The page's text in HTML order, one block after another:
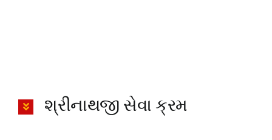
શ્રીનાથજી સેવા ક્રમ